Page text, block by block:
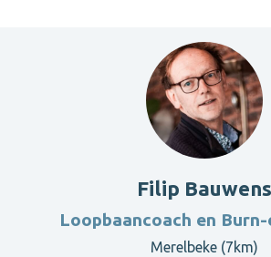
Filip Bauwens
Loopbaancoach en
Merelbeke (7km)